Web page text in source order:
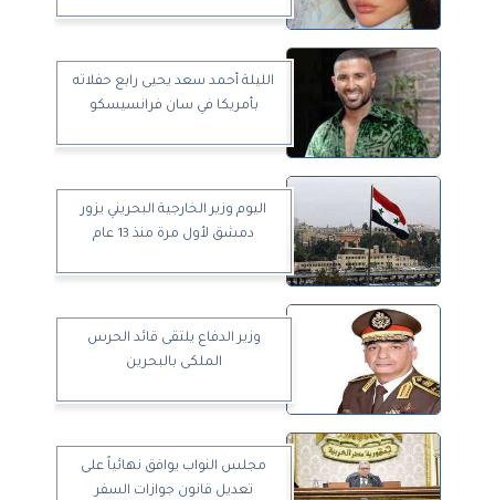
الليلة أحمد سعد يحيى رابع حفلاته
بأمريكا في سان فرانسيسكو
اليوم وزير الخارجية البحريني يزور
دمشق لأول مرة منذ 13 عام
وزير الدفاع يلتقى قائد الحرس
الملكى بالبحرين
مجلس النواب يوافق نهائياً على
تعديل قانون جوازات السفر